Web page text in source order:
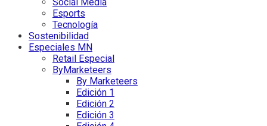
Esports
Tecnología
Sostenibilidad
Especiales MN
Retail Especial
ByMarketeers
By Marketeers
Edición 1
Edición 2
Edición 3